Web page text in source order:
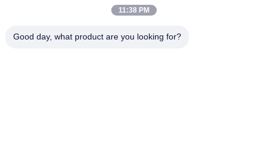
पता
11:38 PM
Good day, what product are you looking for?